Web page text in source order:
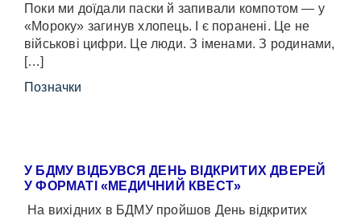
Поки ми доїдали паски й запивали компотом — у
«Мороку» загинув хлопець. І є поранені. Це не
військові цифри. Це люди. З іменами. З родинами,
[…]
Позначки
У БДМУ ВІДБУВСЯ ДЕНЬ ВІДКРИТИХ ДВЕРЕЙ
У ФОРМАТІ «МЕДИЧНИЙ КВЕСТ»
На вихідних в БДМУ пройшов День відкритих